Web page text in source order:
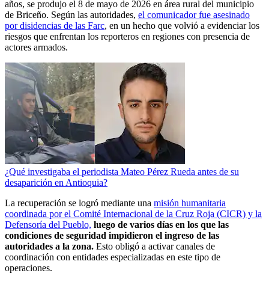
años, se produjo el 8 de mayo de 2026 en área rural del municipio
de Briceño. Según las autoridades, el comunicador fue asesinado
por disidencias de las Farc, en un hecho que volvió a evidenciar los
riesgos que enfrentan los reporteros en regiones con presencia de
actores armados.
¿Qué investigaba el periodista Mateo Pérez Rueda antes de su
desaparición en Antioquia?
La recuperación se logró mediante una misión humanitaria
coordinada por el Comité Internacional de la Cruz Roja (CICR) y la
Defensoría del Pueblo, luego de varios días en los que las
condiciones de seguridad impidieron el ingreso de las
autoridades a la zona. Esto obligó a activar canales de
coordinación con entidades especializadas en este tipo de
operaciones.